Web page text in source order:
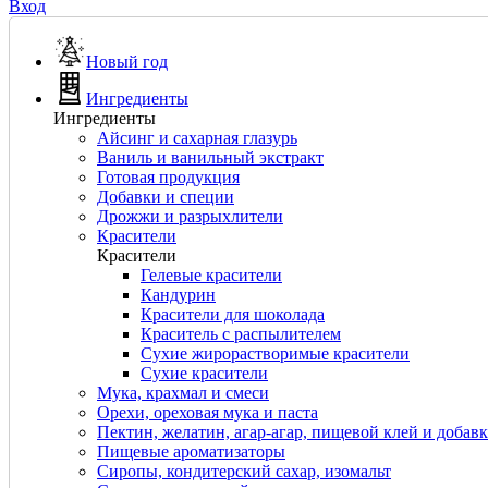
Вход
Новый год
Ингредиенты
Ингредиенты
Айсинг и сахарная глазурь
Ваниль и ванильный экстракт
Готовая продукция
Добавки и специи
Дрожжи и разрыхлители
Красители
Красители
Гелевые красители
Кандурин
Красители для шоколада
Краситель с распылителем
Сухие жирорастворимые красители
Сухие красители
Мука, крахмал и смеси
Орехи, ореховая мука и паста
Пектин, желатин, агар-агар, пищевой клей и
Пищевые ароматизаторы
Сиропы, кондитерский сахар, изомальт